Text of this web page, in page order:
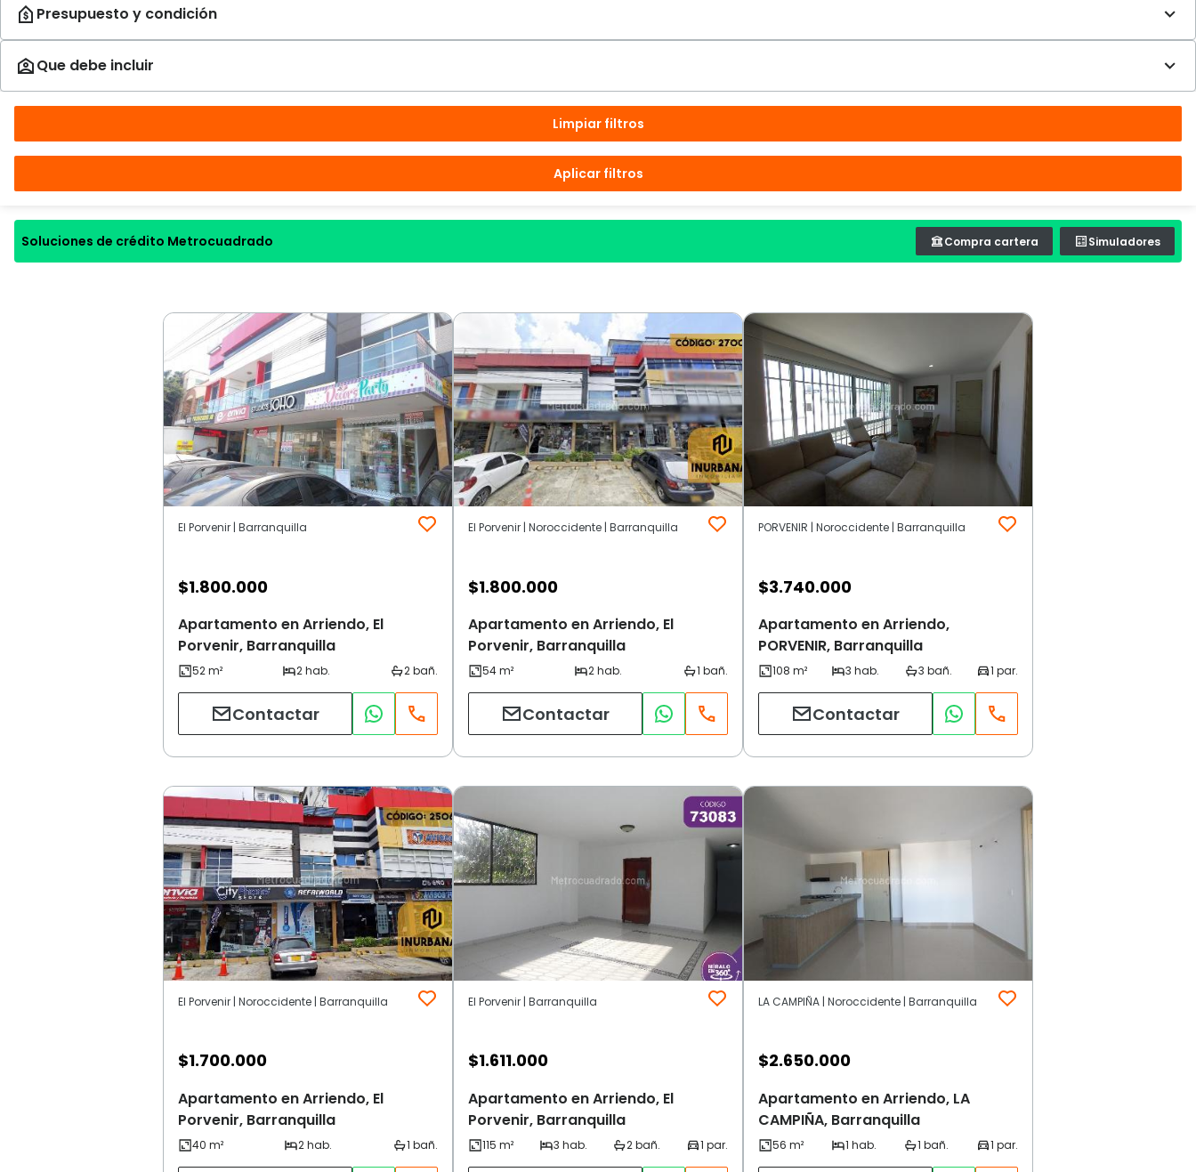
Limpiar filtros
Aplicar filtros
Soluciones de crédito Metrocuadrado Compra cartera Simuladores
El Porvenir | Barranquilla
$1.800.000
Apartamento en Arriendo, El
Porvenir, Barranquilla
Contactar
El Porvenir | Noroccidente | Barranquilla
$1.800.000
Apartamento en Arriendo, El
Porvenir, Barranquilla
Contactar
PORVENIR | Noroccidente | Barranquilla
$3.740.000
Apartamento en Arriendo,
PORVENIR, Barranquilla
Contactar
El Porvenir | Noroccidente | Barranquilla
$1.700.000
Apartamento en Arriendo, El
Porvenir, Barranquilla
El Porvenir | Barranquilla
$1.611.000
Apartamento en Arriendo, El
Porvenir, Barranquilla
LA CAMPIÑA | Noroccidente | Barranquilla
$2.650.000
Apartamento en Arriendo, LA
CAMPIÑA, Barranquilla